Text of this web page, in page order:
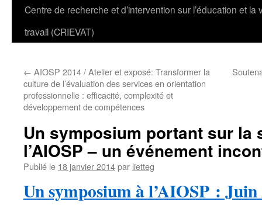
Centre de recherche et d’intervention sur l’éducation et la
travail (CRIEVAT)
← AIOSP 2014 / Atelier et exposé: Transformer la
culture de l’évaluation des services en orientation
professionnelle : efficacité, complexité et
développement de compétences
Un symposium portant sur la
l’AIOSP – un événement
Publié le 18 janvier 2014par lietteg
Un symposium à l’AIOSP : Juin